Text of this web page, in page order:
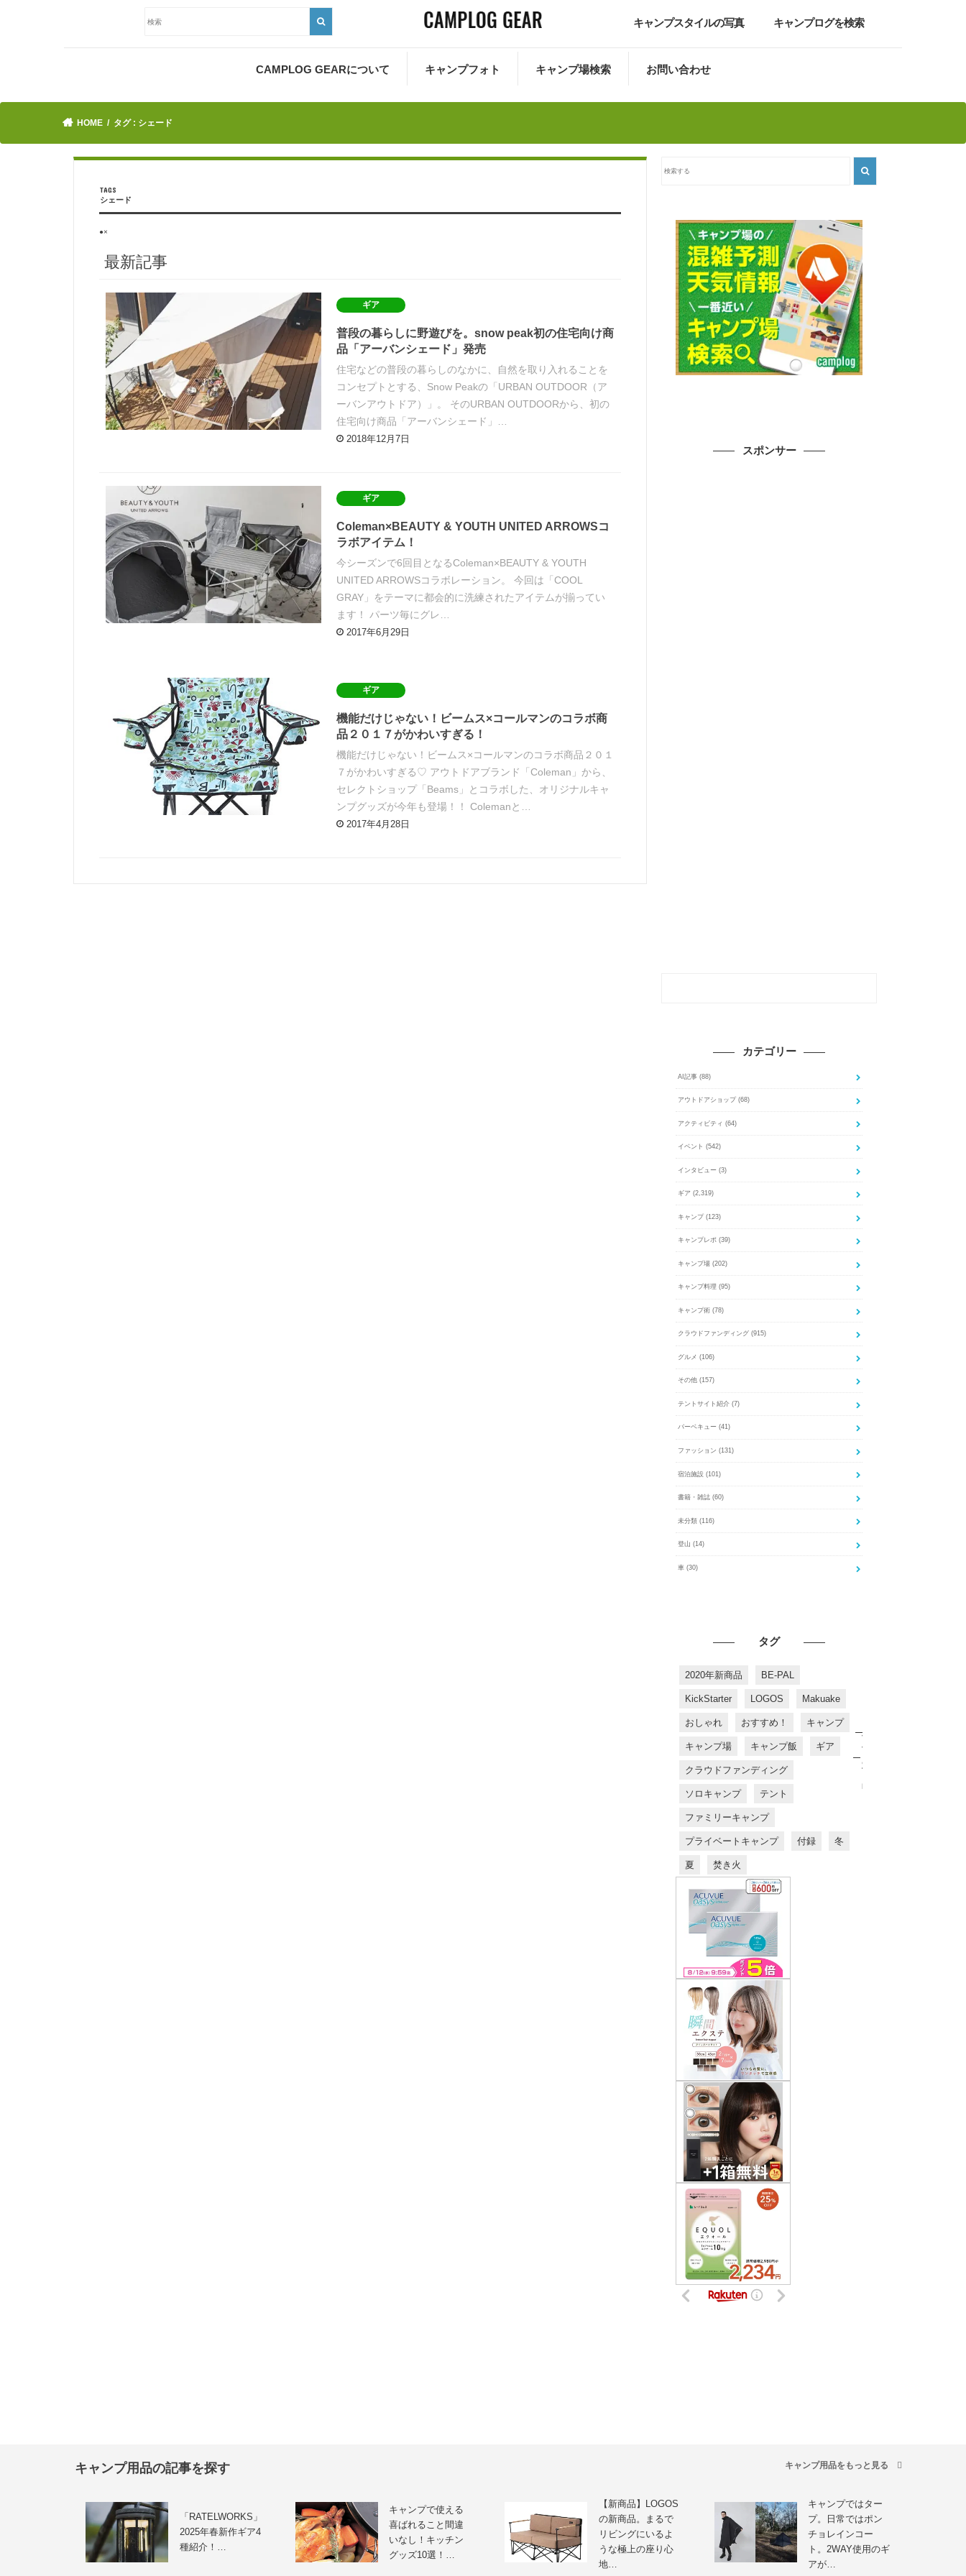
キャンプスタイルの写真 キャンプログを検索
CAMPLOG GEARについて キャンプフォト キャンプ場検索 お問い合わせ
HOME タグ : シェード
シェード
●×
最新記事
ギア
普段の暮らしに野遊びを。snow peak初の住宅向け商
品「アーバンシェード」発売
住宅などの普段の暮らしのなかに、自然を取り入れることを
コンセプトとする、Snow Peakの「URBAN OUTDOOR（ア
ーバンアウトドア）」。 そのURBAN OUTDOORから、初の
住宅向け商品「アーバンシェード」…
2018年12月7日
ギア
Coleman×BEAUTY & YOUTH UNITED ARROWSコ
ラボアイテム！
今シーズンで6回目となるColeman×BEAUTY & YOUTH
UNITED ARROWSコラボレーション。 今回は「COOL
GRAY」をテーマに都会的に洗練されたアイテムが揃ってい
ます！ パーツ毎にグレ…
2017年6月29日
ギア
機能だけじゃない！ビームス×コールマンのコラボ商
品２０１７がかわいすぎる！
機能だけじゃない！ビームス×コールマンのコラボ商品２０１
７がかわいすぎる♡ アウトドアブランド「Coleman」から、
セレクトショップ「Beams」とコラボした、オリジナルキャ
ンプグッズが今年も登場！！ Colemanと…
2017年4月28日
スポンサー
カテゴリー
AI記事 (88)
アウトドアショップ (68)
アクティビティ (64)
イベント (542)
インタビュー (3)
ギア (2,319)
キャンプ (123)
キャンプレポ (39)
キャンプ場 (202)
キャンプ料理 (95)
キャンプ術 (78)
クラウドファンディング (915)
グルメ (106)
その他 (157)
テントサイト紹介 (7)
バーベキュー (41)
ファッション (131)
宿泊施設 (101)
書籍・雑誌 (60)
未分類 (116)
登山 (14)
車 (30)
タグ
2020年新商品 BE-PAL
KickStarter LOGOS Makuake
おしゃれ おすすめ！ キャンプ
キャンプ場 キャンプ飯 ギア
クラウドファンディング
ソロキャンプ テント
ファミリーキャンプ
プライベートキャンプ 付録 冬
夏 焚き火
す
す
め
商
品
キャンプ用品の記事を探す キャンプ用品をもっと見る
「RATELWORKS」
2025年春新作ギア4
種紹介！…
キャンプで使える
喜ばれること間違
いなし！キッチン
グッズ10選！…
【新商品】LOGOS
の新商品。まるで
リビングにいるよ
うな極上の座り心
地…
キャンプではター
プ。日常ではポン
チョレインコー
ト。2WAY使用のギ
アが…